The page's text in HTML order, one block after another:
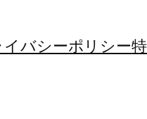
イバシーポリシー